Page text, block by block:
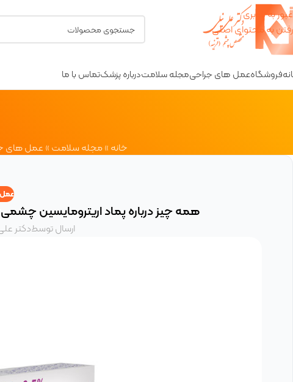
عبور به ناوبری
رفتن به محتوای اصلی
فروشگاهعمل های جراحیمجله سلامتدرباره پزشکتماس با ما
خانه»مجله سلامت»عمل های
همه چیز درباره پماد اریترومایسین
ارسال توسطدکتر